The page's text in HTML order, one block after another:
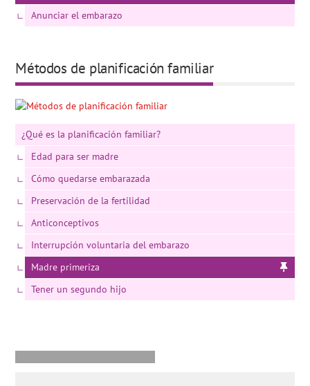
Anunciar el embarazo
Métodos de planificación familiar
¿Qué es la planificación familiar?
Edad para ser madre
Cómo quedarse embarazada
Preservación de la fertilidad
Anticonceptivos
Interrupción voluntaria del embarazo
Madre primeriza
Tener un segundo hijo